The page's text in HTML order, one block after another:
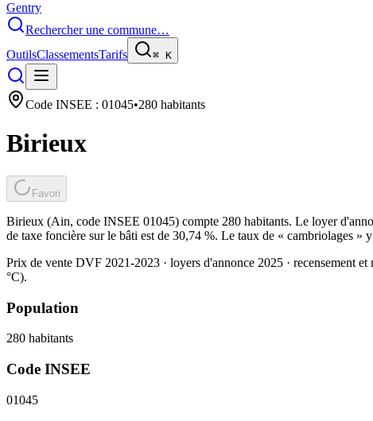
Gentry
Rechercher une commune…
OutilsClassementsTarifs ⌘ K
Code INSEE : 01045•280 habitants
Birieux
Favori
Birieux (Ain, code INSEE 01045) compte 280 habitants. Le loyer
de taxe foncière sur le bâti est de 30,74 %. Le taux de « cambriolages
Prix de vente DVF 2021-2023 · loyers d'annonce 2025 · recensement
°C).
Population
280 habitants
Code INSEE
01045